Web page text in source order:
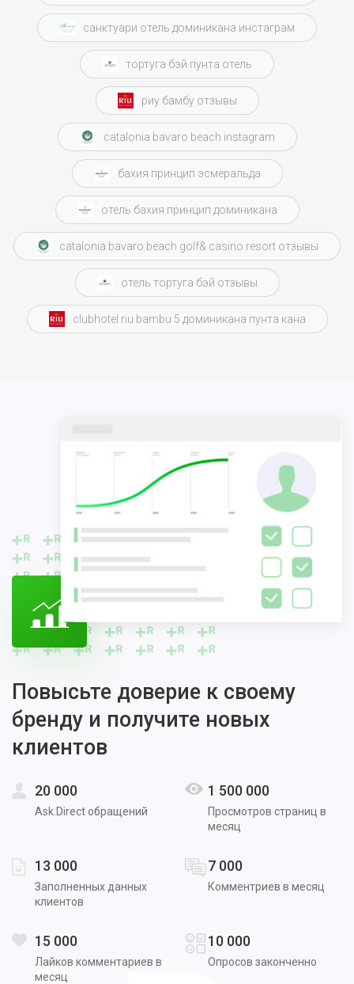
санктуари отель доминикана инстаграм
тортуга бэй пунта отель
риу бамбу отзывы
catalonia bavaro beach instagram
бахия принцип эсмеральда
отель бахия принцип доминикана
catalonia bavaro beach golf& casino resort отзывы
отель тортуга бэй отзывы
clubhotel riu bambu 5 доминикана пунта кана
Повысьте доверие к своему
бренду и получите новых
клиентов
20 000
Ask.Direct обращений
1 500 000
Просмотров страниц в
месяц
13 000
Заполненных данных
клиентов
7 000
Комментриев в месяц
15 000
Лайков комментариев в
месяц
10 000
Опросов законченно